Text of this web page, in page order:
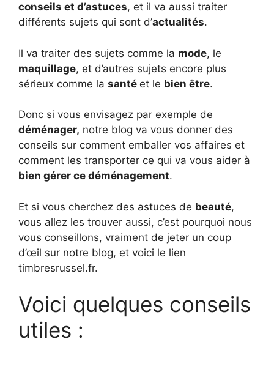
conseils et d’astuces, et il va aussi traiter
différents sujets qui sont d’actualités.
Il va traiter des sujets comme la mode, le
maquillage, et d’autres sujets encore plus
sérieux comme la santé et le bien être.
Donc si vous envisagez par exemple de
déménager, notre blog va vous donner des
conseils sur comment emballer vos affaires et
comment les transporter ce qui va vous aider à
bien gérer ce déménagement.
Et si vous cherchez des astuces de beauté,
vous allez les trouver aussi, c’est pourquoi nous
vous conseillons, vraiment de jeter un coup
d’œil sur notre blog, et voici le lien
timbresrussel.fr.
Voici quelques conseils
utiles :